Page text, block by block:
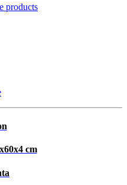
products
cm